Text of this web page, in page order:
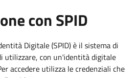
con SPID
Digitale (SPID) è il sistema di
utilizzare, con un'identità digitale
accedere utilizza le credenziali che